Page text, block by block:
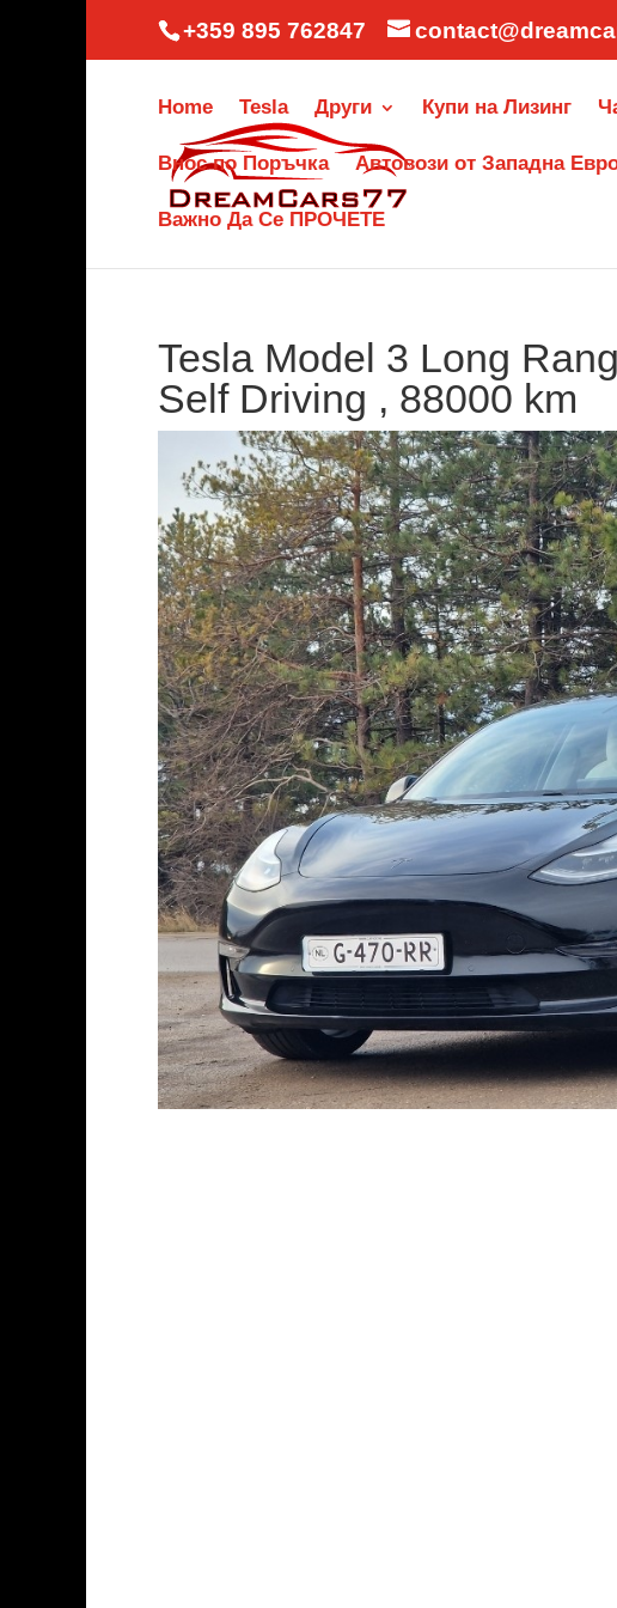
+359 895 762847
Home Tesla Други Купи на Лизинг
Внос по Поръчка Автовози от Западна
Важно Да Се ПРОЧЕТЕ
Tesla Model 3 Long
Self Driving , 88000 km